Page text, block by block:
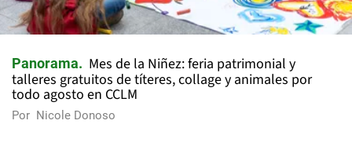
Panorama
Mes de la Niñez: feria patrimonial y
talleres gratuitos de títeres, collage y animales por
todo agosto en CCLM
Por Nicole Donoso